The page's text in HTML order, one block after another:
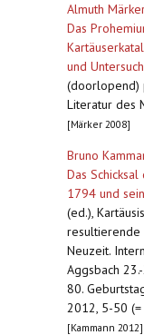
Almuth
Das
und
(doorlopend)
Literatur des
[Märker 2008]
Bruno
Das
1794 und
(ed.),
Neuzeit.
Aggsbach
80.
2012, 5-50 (=
[Kammann 2012]